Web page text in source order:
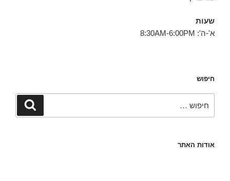
שעות
א'-ה': 8:30AM-6:00PM
חיפוש
חיפוש
אודות האתר